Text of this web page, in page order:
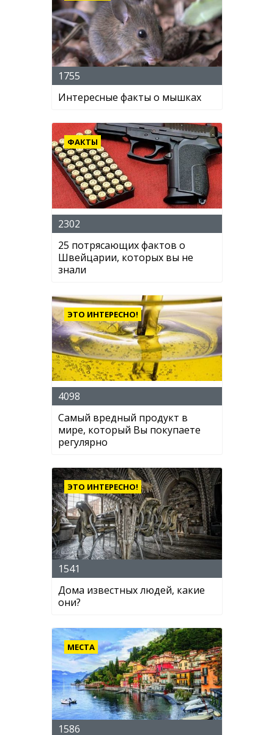
1755
Интересные факты о мышках
ФАКТЫ
2302
25 потрясающих фактов о
Швейцарии, которых вы не
знали
ЭТО ИНТЕРЕСНО!
4098
Самый вредный продукт в
мире, который Вы покупаете
регулярно
ЭТО ИНТЕРЕСНО!
1541
Дома известных людей, какие
они?
МЕСТА
1586